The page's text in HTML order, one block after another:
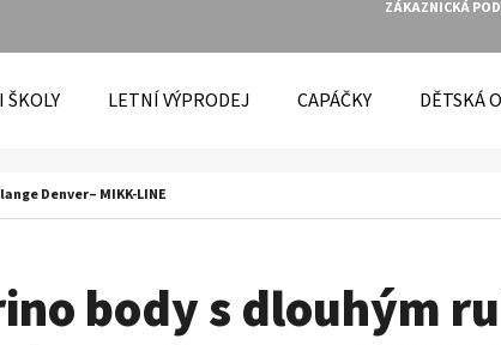
ZÁKAZNICKÁ
ŠKOLY LETNÍ VÝPRODEJ CAPÁČKY DĚTSKÁ
Denver– MIKK-LINE
body s dlouhým